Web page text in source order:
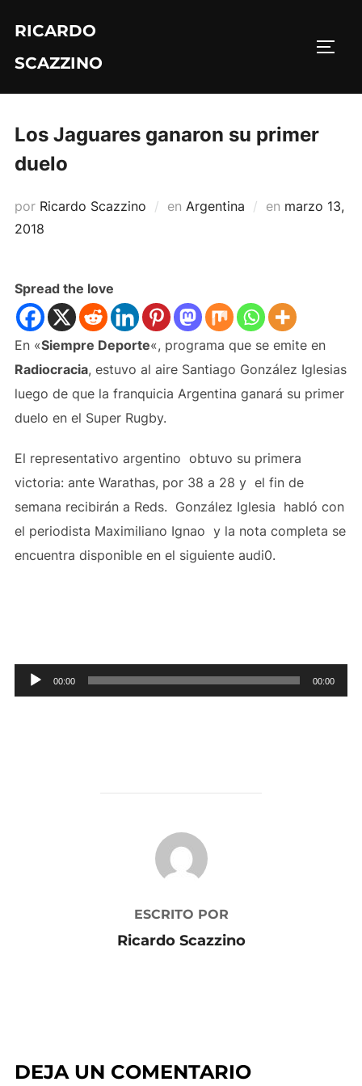
contenido
RICARDO
SCAZZINO
Los Jaguares ganaron su primer
duelo
por Ricardo Scazzino en Argentina en Publicado
marzo 13,
2018
Spread the love
En «Siempre Deporte«, programa que se emite en
Radiocracia, estuvo al aire Santiago González Iglesias
luego de que la franquicia Argentina ganará su primer
duelo en el Super Rugby.
El representativo argentino obtuvo su primera
victoria: ante Warathas, por 38 a 28 y el fin de
semana recibirán a Reds. González Iglesia habló con
el periodista Maximiliano Ignao y la nota completa se
encuentra disponible en el siguiente audi0.
Reproductor
de
00:00 00:00
AUTOR DE LA PUBLICACIÓN
ESCRITO POR
Ricardo Scazzino
DEJA UN COMENTARIO